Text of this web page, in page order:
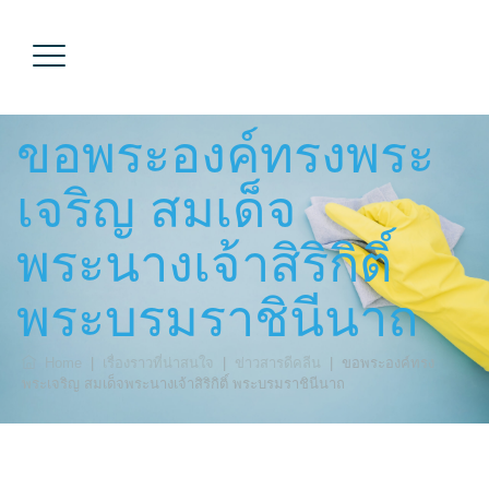
ขอพระองค์ทรงพระ
เจริญ สมเด็จ
พระนางเจ้าสิริกิติ์
พระบรมราชินีนาถ
Home เรื่องราวที่น่าสนใจ ข่าวสารดีคลีน
ขอพระองค์ทรง
พระเจริญ สมเด็จพระนางเจ้าสิริกิติ์ พระบรมราชินีนาถ